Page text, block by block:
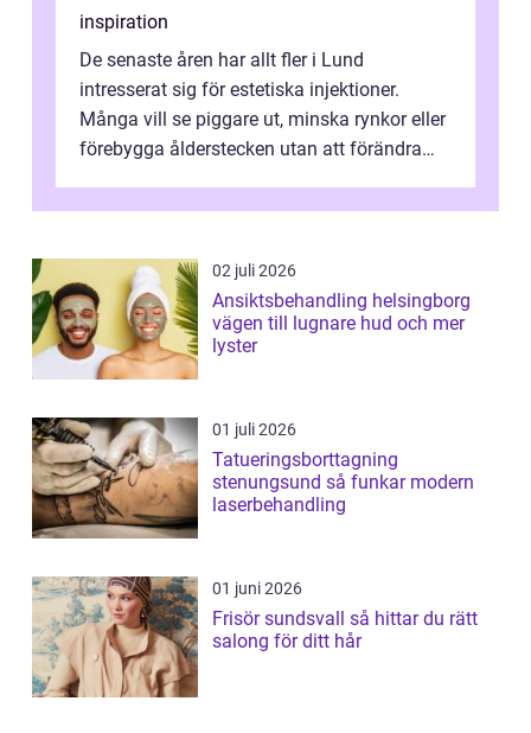
inspiration
De senaste åren har allt fler i Lund
intresserat sig för estetiska injektioner.
Många vill se piggare ut, minska rynkor eller
förebygga ålderstecken utan att förändra
02 juli 2026
Ansiktsbehandling helsingborg
vägen till lugnare hud och mer
lyster
01 juli 2026
Tatueringsborttagning
stenungsund så funkar modern
laserbehandling
01 juni 2026
Frisör sundsvall så hittar du rätt
salong för ditt hår